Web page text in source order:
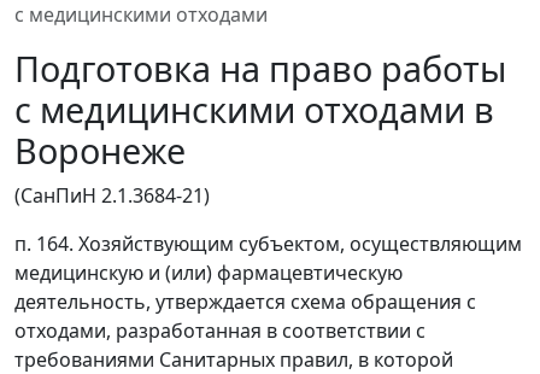
с медицинскими отходами
Подготовка на право работы
с медицинскими отходами в
Воронеже
(СанПиН 2.1.3684-21)
п. 164. Хозяйствующим субъектом, осуществляющим
медицинскую и (или) фармацевтическую
деятельность, утверждается схема обращения с
отходами, разработанная в соответствии с
требованиями Санитарных правил, в которой